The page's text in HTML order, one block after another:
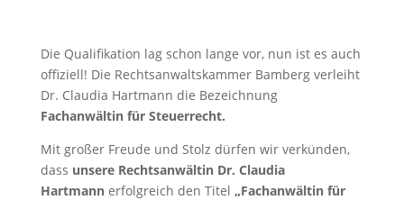
Die Qualifikation lag schon lange vor, nun ist es auch
offiziell! Die Rechtsanwaltskammer Bamberg verleiht
Dr. Claudia Hartmann die Bezeichnung
Fachanwältin für Steuerrecht.
Mit großer Freude und Stolz dürfen wir verkünden,
dass unsere Rechtsanwältin Dr. Claudia
Hartmannerfolgreich den Titel „Fachanwältin für